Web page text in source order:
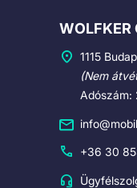
WOLFKER
1115
(Nem
Adószám:
+36 30